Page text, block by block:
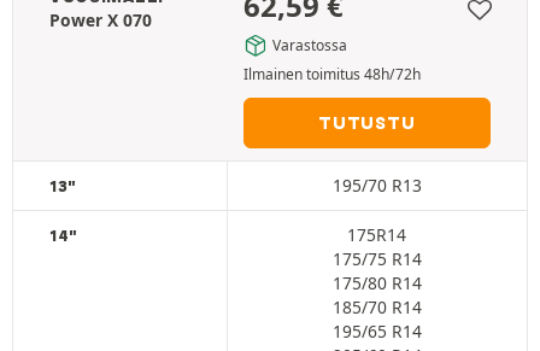
Power X 070
Varastossa
Ilmainen toimitus 48h/72h
TUTUSTU
13" 195/70 R13
14"
175R14
175/75 R14
175/80 R14
185/70 R14
195/65 R14